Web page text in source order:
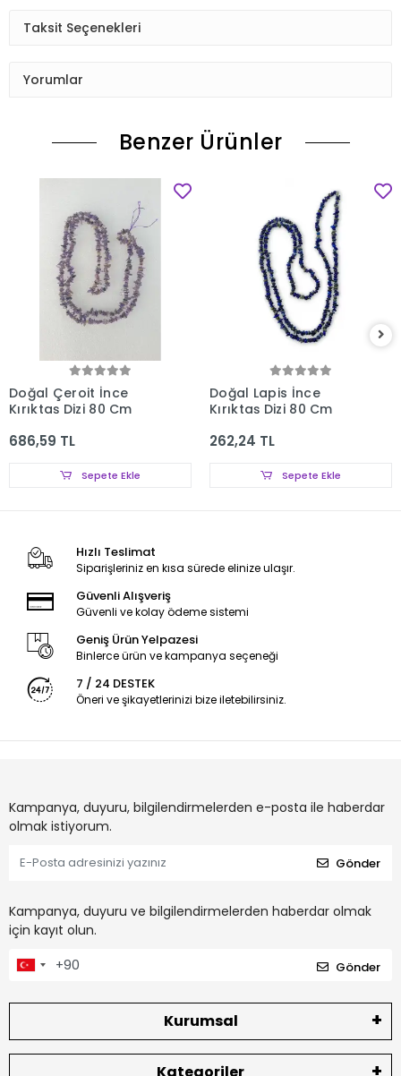
Taksit Seçenekleri
Yorumlar
Benzer Ürünler
Doğal Çeroit İnce
Kırıktaş Dizi 80 Cm
686,59 TL
Sepete Ekle
Doğal Lapis İnce
Kırıktaş Dizi 80 Cm
262,24 TL
Sepete Ekle
Hızlı Teslimat
Siparişleriniz en kısa sürede elinize ulaşır.
Güvenli Alışveriş
Güvenli ve kolay ödeme sistemi
Geniş Ürün Yelpazesi
Binlerce ürün ve kampanya seçeneği
7 / 24 DESTEK
Öneri ve şikayetlerinizi bize iletebilirsiniz.
Kampanya, duyuru, bilgilendirmelerden e-posta ile haberdar
olmak istiyorum.
Gönder
Kampanya, duyuru ve bilgilendirmelerden haberdar olmak
için kayıt olun.
Gönder
Kurumsal